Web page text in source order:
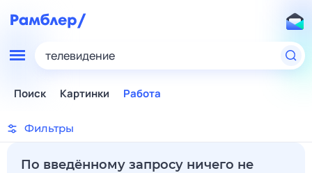
телевидение
Поиск Картинки Работа
Фильтры
По введённому запросу ничего не